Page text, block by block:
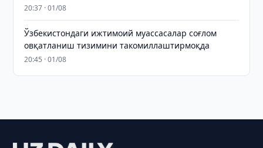
20:37 · 01/08
Ўзбекистондаги ижтимоий муассасалар соғлом
овқатланиш тизимини такомиллаштирмоқда
20:45 · 01/08